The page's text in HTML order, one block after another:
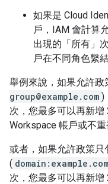
如果是 Cloud
戶，IAM 會計算
出現的「所有」
戶在不同角色繫
舉例來說，如果允許政
group@example.com )
次，您最多可以再新增
Workspace 帳戶或不重
或者，如果允許政策只
( domain:example.com
次，您最多可以再新增